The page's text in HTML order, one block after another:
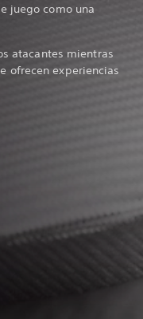
juego como una
atacantes mientras
ofrecen experiencias